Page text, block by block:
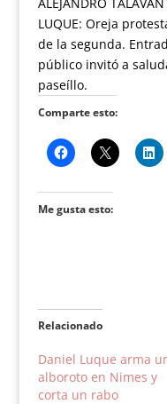
LUQUE: Oreja
de la segunda.
público invitó a
paseíllo.
Comparte esto:
Me gusta esto:
Relacionado
Daniel Luque arma
alboroto en Nimes y
corta un rabo